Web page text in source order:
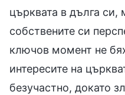
църквата в дълга си,
собствените си
ключов момент не
интересите на
безучастно, докато